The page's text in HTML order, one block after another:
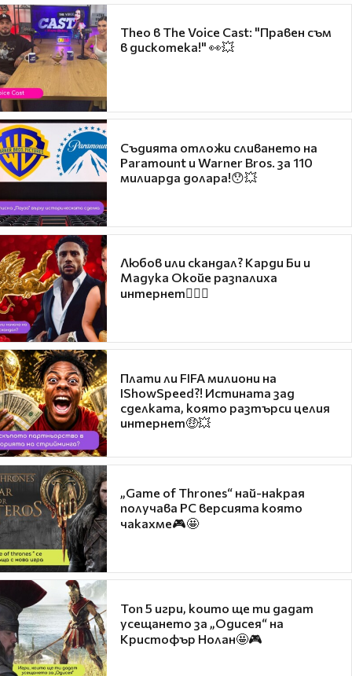
Theo в The Voice Cast: "Правен съм
в дискотека!" 👀💥
Съдията отложи сливането на
Paramount и Warner Bros. за 110
милиарда долара!😯💥
Любов или скандал? Карди Би и
Мадука Окойе разпалиха
интернет❤️‍🔥🔥
Плати ли FIFA милиони на
IShowSpeed?! Истината зад
сделката, която разтърси целия
интернет🤑💥
„Game of Thrones“ най-накрая
получава PC версията която
чакахме🎮🤩
Топ 5 игри, които ще ти дадат
усещането за „Одисея“ на
Кристофър Нолан🤩🎮